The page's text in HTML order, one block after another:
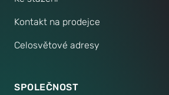
Kontakt na prodejce
Celosvětové adresy
SPOLEČNOST